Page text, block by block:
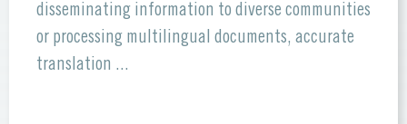
disseminating information to diverse communities
or processing multilingual documents, accurate
translation ...